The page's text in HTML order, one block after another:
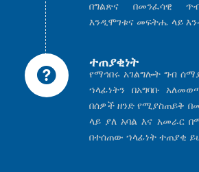
በግልጽና በመንፈሳዊ
እንዲሞገቱና መፍትሔ ላይ
ተጠያቂነት
የማኅበሩ አገልግሎት ግብ
ኀላፊነትን በአግባቡ
በሰዎች ዘንድ የሚያስጠይቅ
ላይ ያለ አባል እና አመራር
በተሰጠው ኀላፊነት ተጠያቂ